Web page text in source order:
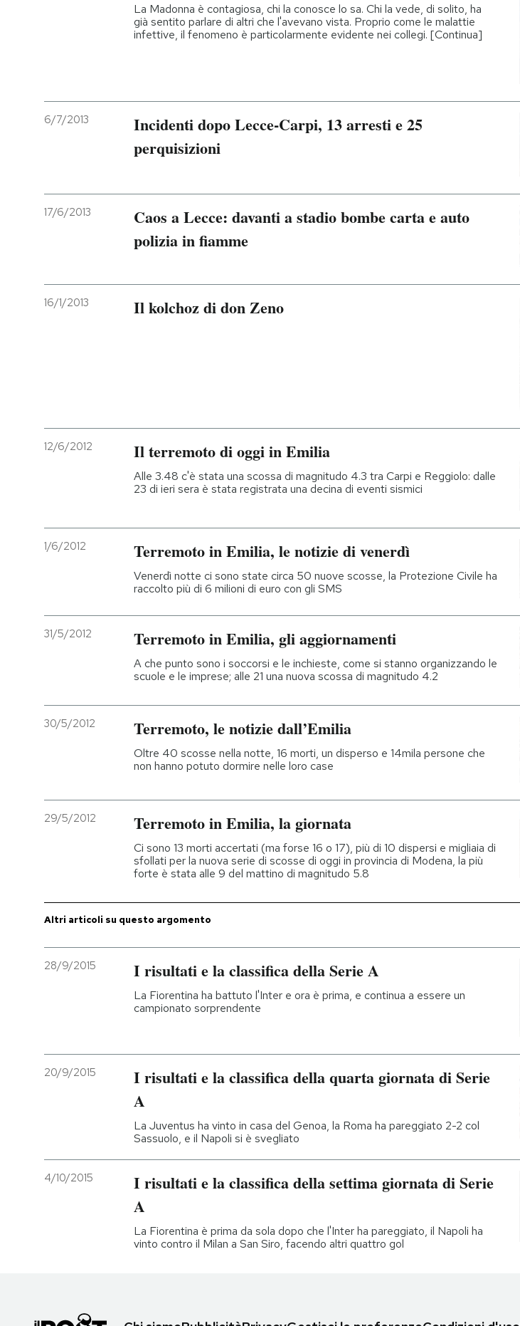
La Madonna è contagiosa, chi la conosce lo sa. Chi la vede, di solito, ha
già sentito parlare di altri che l'avevano vista. Proprio come le malattie
infettive, il fenomeno è particolarmente evidente nei collegi. [Continua]
6/7/2013
Incidenti dopo Lecce-Carpi, 13 arresti e 25
perquisizioni
17/6/2013
Caos a Lecce: davanti a stadio bombe carta e auto
polizia in fiamme
16/1/2013 Il kolchoz di don Zeno
12/6/2012 Il terremoto di oggi in Emilia
Alle 3.48 c'è stata una scossa di magnitudo 4.3 tra Carpi e Reggiolo: dalle
23 di ieri sera è stata registrata una decina di eventi sismici
1/6/2012 Terremoto in Emilia, le notizie di venerdì
Venerdì notte ci sono state circa 50 nuove scosse, la Protezione Civile ha
raccolto più di 6 milioni di euro con gli SMS
31/5/2012 Terremoto in Emilia, gli aggiornamenti
A che punto sono i soccorsi e le inchieste, come si stanno organizzando le
scuole e le imprese; alle 21 una nuova scossa di magnitudo 4.2
30/5/2012 Terremoto, le notizie dall’Emilia
Oltre 40 scosse nella notte, 16 morti, un disperso e 14mila persone che
non hanno potuto dormire nelle loro case
29/5/2012 Terremoto in Emilia, la giornata
Ci sono 13 morti accertati (ma forse 16 o 17), più di 10 dispersi e migliaia di
sfollati per la nuova serie di scosse di oggi in provincia di Modena, la più
forte è stata alle 9 del mattino di magnitudo 5.8
Altri articoli su questo argomento
28/9/2015 I risultati e la classifica della Serie A
La Fiorentina ha battuto l'Inter e ora è prima, e continua a essere un
campionato sorprendente
20/9/2015
I risultati e la classifica della quarta giornata di Serie
A
La Juventus ha vinto in casa del Genoa, la Roma ha pareggiato 2-2 col
Sassuolo, e il Napoli si è svegliato
4/10/2015
I risultati e la classifica della settima giornata di Serie
A
La Fiorentina è prima da sola dopo che l'Inter ha pareggiato, il Napoli ha
vinto contro il Milan a San Siro, facendo altri quattro gol